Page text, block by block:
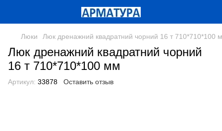
Люки Люк дренажний квадратний чорний 16 т 710*710*100
Люк дренажний квадратний чорний
16 т 710*710*100 мм
Артикул: 33878 Оставить отзыв